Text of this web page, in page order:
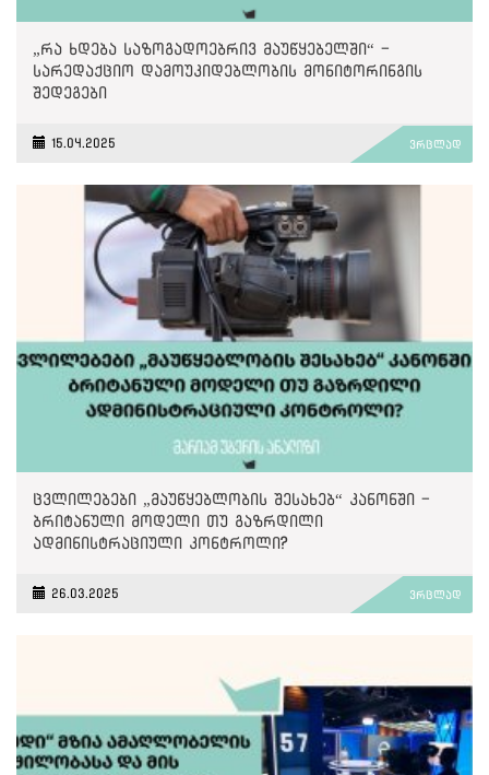
„რა ხდება საზოგადოებრივ მაუწყებელში“ -
სარედაქციო დამოუკიდებლობის მონიტორინგის
შედეგები
15.04.2025 ვრცლად
ცვლილებები „მაუწყებლობის შესახებ“ კანონში -
ბრიტანული მოდელი თუ გაზრდილი
ადმინისტრაციული კონტროლი?
26.03.2025 ვრცლად